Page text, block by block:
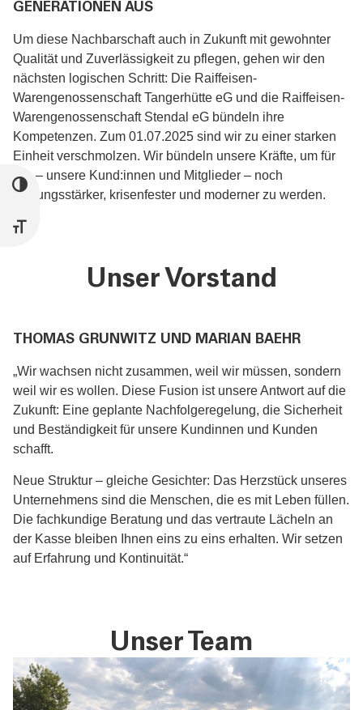
UMSCHALTEN AUF HOHE KONTRASTE
SCHRIFT VERGRÖSSERN
GENERATIONEN AUS
Um diese Nachbarschaft auch in Zukunft mit gewohnter
Qualität und Zuverlässigkeit zu pflegen, gehen wir den
nächsten logischen Schritt: Die Raiffeisen-
Warengenossenschaft Tangerhütte eG und die Raiffeisen-
Warengenossenschaft Stendal eG bündeln ihre
Kompetenzen. Zum 01.07.2025 sind wir zu einer starken
Einheit verschmolzen. Wir bündeln unsere Kräfte, um für
Sie – unsere Kund:innen und Mitglieder – noch
leistungsstärker, krisenfester und moderner zu werden.
Unser Vorstand
THOMAS GRUNWITZ UND MARIAN BAEHR
„Wir wachsen nicht zusammen, weil wir müssen, sondern
weil wir es wollen. Diese Fusion ist unsere Antwort auf die
Zukunft: Eine geplante Nachfolgeregelung, die Sicherheit
und Beständigkeit für unsere Kundinnen und Kunden
schafft.
Neue Struktur – gleiche Gesichter: Das Herzstück unseres
Unternehmens sind die Menschen, die es mit Leben füllen.
Die fachkundige Beratung und das vertraute Lächeln an
der Kasse bleiben Ihnen eins zu eins erhalten. Wir setzen
auf Erfahrung und Kontinuität.“
Unser Team